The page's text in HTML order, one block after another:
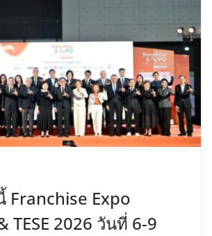
Franchise Expo
TESE 2026 วันที่ 6-9